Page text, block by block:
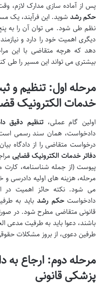
پس از آماده سازی مدارک لازم،
حکم رشد شوید. این فرآیند، یک
نظم طی شود. می توان آن را به
دیگری اهمیت خود را دارد و
دهد که هرچه متقاضی با این
بیشتری می تواند این مسیر را طی
مرحله اول: تنظیم و
خدمات الکترونیک
اولین گام عملی،تنظیم دقیق
دادخواست، همان سند رسمی
درخواست متقاضی را از دادگاه
دفاتر خدمات الکترونیک قضایی
پیوست (از جمله شناسنامه،
مرحله، هزینه های اولیه دادرسی
می شود. نکته حائز اهمیت در
دادخواستحکم رشدباید به
قانونی متقاضی مطرح شود. در
باشند، دعوا باید به طرفیت
طرفین دعوی، از بروز مشکلات
مرحله دوم: ارجاع به
پزشکی قانونی